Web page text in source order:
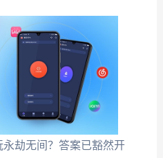
劫无间？答案已豁然开